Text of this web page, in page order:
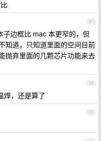
97
子边框比 mac 本更窄的，但
知道，只知道里面的空间目前
抛弃里面的几颗芯片功能来去
98
焊，还是算了
99